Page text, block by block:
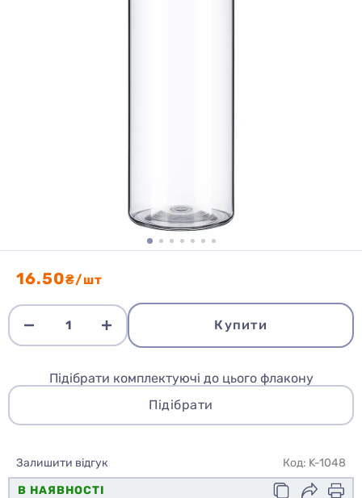
16.50₴/шт
Купити
Підібрати комплектуючі до цього флакону
Підібрати
Залишити відгук
Код: K-1048
В НАЯВНОСТІ